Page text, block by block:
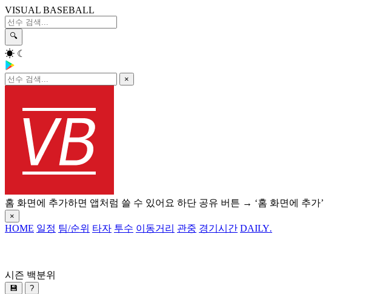
VISUAL BASEBALL
🔍
☀ ☾
×
홈 화면에 추가하면 앱처럼 쓸 수 있어요 하단 공유 버튼 → ‘홈 화면에 추가’
×
HOME 일정 팀/순위 타자 투수 이동거리 관중 경기시간 DAILY.
시즌 백분위
💾 ?